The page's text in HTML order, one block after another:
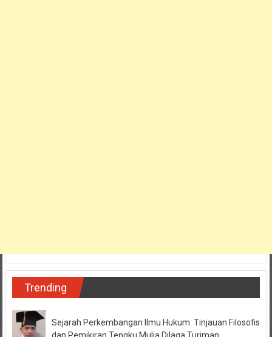
Trending
Sejarah Perkembangan Ilmu Hukum: Tinjauan Filosofis
dan Pemikiran Tengku Mulia Dilaga Turiman